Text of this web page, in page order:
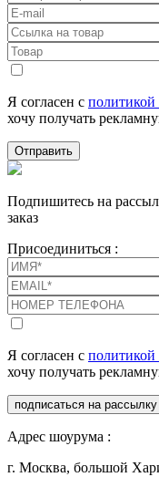
Я согласен с
хочу получать
Отправить
Подпишитесь на
заказ
Присоединиться :
Я согласен с политикой
хочу получать
подписаться на рассылку
Адрес шоурума :
г. Москва, большой